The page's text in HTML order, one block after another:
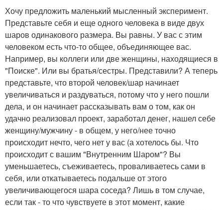
Хочу предложить маленький мысленный эксперимент.
Представьте себя и еще одного человека в виде двух
шаров одинакового размера. Вы равны. У вас с этим
человеком есть что-то общее, объединяющее вас.
Например, вы коллеги или две женщины, находящиеся в
"Поиске". Или вы братья/сестры. Представили? А теперь
представьте, что второй человек/шар начинает
увеличиваться и раздуваться, потому что у него пошли
дела, и он начинает рассказывать вам о том, как он
удачно реализовал проект, заработал денег, нашел себе
женщину/мужчину - в общем, у него/нее точно
происходит нечто, чего нет у вас (а хотелось бы. Что
происходит с вашим "Внутренним Шаром"? Вы
уменьшаетесь, съеживаетесь, проваливаетесь сами в
себя, или откатываетесь подальше от этого
увеличивающегося шара соседа? Лишь в том случае,
если так - то что чувствуете в этот момент, какие